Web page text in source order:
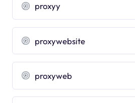
proxyy
proxywebsite
proxyweb